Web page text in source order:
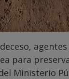
agentes
para
Ministerio